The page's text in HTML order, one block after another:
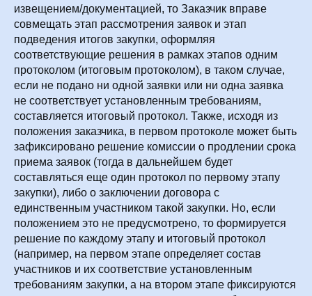
извещением/документацией, то Заказчик вправе
совмещать этап рассмотрения заявок и этап
подведения итогов закупки, оформляя
соответствующие решения в рамках этапов одним
протоколом (итоговым протоколом), в таком случае,
если не подано ни одной заявки или ни одна заявка
не соответствует установленным требованиям,
составляется итоговый протокол. Также, исходя из
положения заказчика, в первом протоколе может быть
зафиксировано решение комиссии о продлении срока
приема заявок (тогда в дальнейшем будет
составляться еще один протокол по первому этапу
закупки), либо о заключении договора с
единственным участником такой закупки. Но, если
положением это не предусмотрено, то формируется
решение по каждому этапу и итоговый протокол
(например, на первом этапе определяет состав
участников и их соответствие установленным
требованиям закупки, а на втором этапе фиксируются